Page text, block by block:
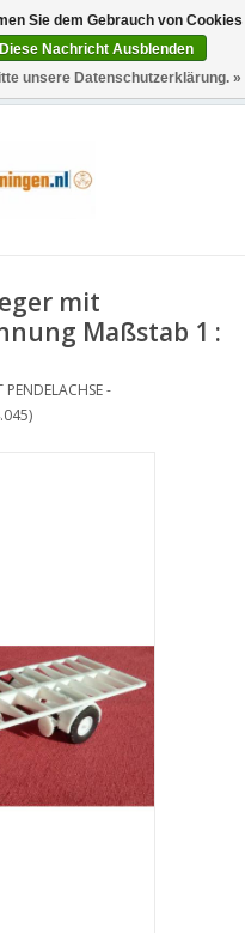
0 Artikel - €0,00
mit
Maßstab 1 :
-
Sie dem Gebrauch von Cookies
Diese Nachricht Ausblenden
unsere Datenschutzerklärung. »